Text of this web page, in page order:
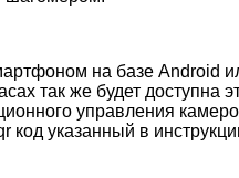
на базе Android
так же будет доступна
управления
код указанный в